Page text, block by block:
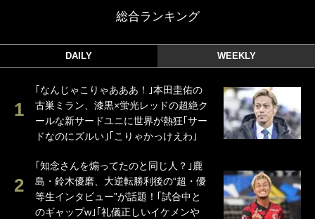
総合ランキング
DAILY WEEKLY
｢なんじゃこりゃあああ！｣本田圭佑の
古巣ミラン、漆黒×蛍光レッドの超絶ク
ールな新サードユニに世界が熱狂｢サー
ドなのにズルい｣｢こりゃかっけえわ｣
｢知念さんを煽ってたのと同じ人？｣鹿
島・鈴木優磨、大逆転勝利後の“超・優
等生インタビュー”が話題！｢試合中と
のギャップw｣｢礼儀正しいイケメンや